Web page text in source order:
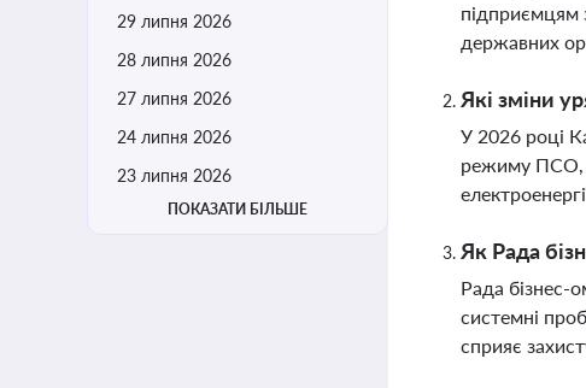
29 липня 2026
28 липня 2026
27 липня 2026
24 липня 2026
23 липня 2026
ПОКАЗАТИ БІЛЬШЕ
підприємцям
державних
Які зміни
У 2026 році
режиму ПСО,
Як Рада
Рада бізнес-
системні
сприяє